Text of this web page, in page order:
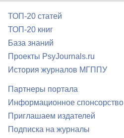
ТОП-20 статей
ТОП-20 книг
База знаний
Проекты PsyJournals.ru
История журналов МГППУ
Партнеры портала
Информационное спонсорство
Приглашаем издателей
Подписка на журналы